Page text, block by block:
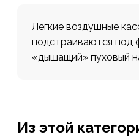
Легкие воздушные
подстраиваются под
«дышащий» пуховый
Из этой